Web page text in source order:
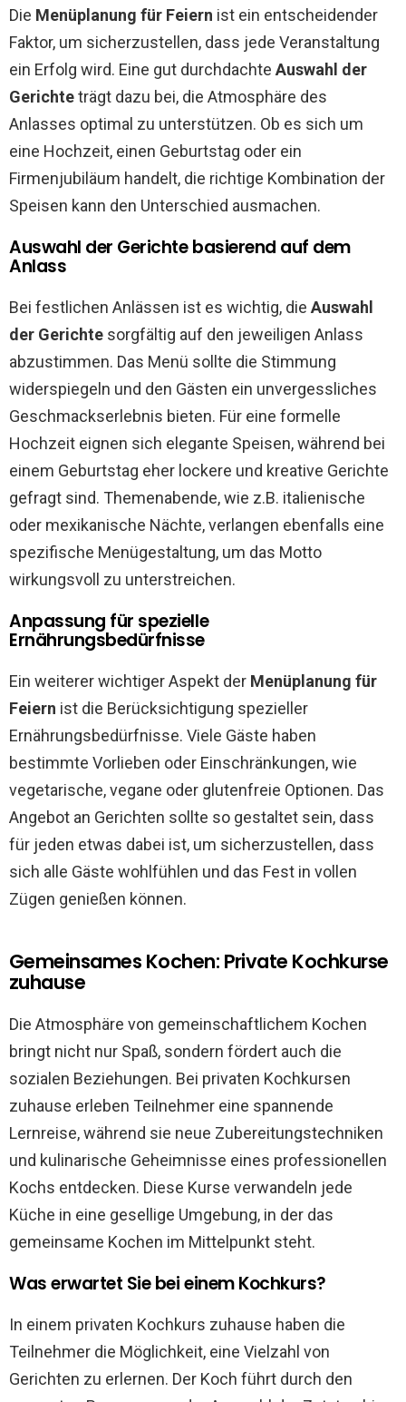
Die Menüplanung für Feiern ist ein entscheidender
Faktor, um sicherzustellen, dass jede Veranstaltung
ein Erfolg wird. Eine gut durchdachte Auswahl der
Gerichteträgt dazu bei, die Atmosphäre des
Anlasses optimal zu unterstützen. Ob es sich um
eine Hochzeit, einen Geburtstag oder ein
Firmenjubiläum handelt, die richtige Kombination der
Speisen kann den Unterschied ausmachen.
Auswahl der Gerichte basierend auf dem
Anlass
Bei festlichen Anlässen ist es wichtig, die Auswahl
der Gerichte sorgfältig auf den jeweiligen Anlass
abzustimmen. Das Menü sollte die Stimmung
widerspiegeln und den Gästen ein unvergessliches
Geschmackserlebnis bieten. Für eine formelle
Hochzeit eignen sich elegante Speisen, während bei
einem Geburtstag eher lockere und kreative Gerichte
gefragt sind. Themenabende, wie z.B. italienische
oder mexikanische Nächte, verlangen ebenfalls eine
spezifische Menügestaltung, um das Motto
wirkungsvoll zu unterstreichen.
Anpassung für spezielle
Ernährungsbedürfnisse
Ein weiterer wichtiger Aspekt der Menüplanung für
Feiern ist die Berücksichtigung spezieller
Ernährungsbedürfnisse. Viele Gäste haben
bestimmte Vorlieben oder Einschränkungen, wie
vegetarische, vegane oder glutenfreie Optionen. Das
Angebot an Gerichten sollte so gestaltet sein, dass
für jeden etwas dabei ist, um sicherzustellen, dass
sich alle Gäste wohlfühlen und das Fest in vollen
Zügen genießen können.
Gemeinsames Kochen: Private Kochkurse
zuhause
Die Atmosphäre von gemeinschaftlichem Kochen
bringt nicht nur Spaß, sondern fördert auch die
sozialen Beziehungen. Bei privaten Kochkursen
zuhause erleben Teilnehmer eine spannende
Lernreise, während sie neue Zubereitungstechniken
und kulinarische Geheimnisse eines professionellen
Kochs entdecken. Diese Kurse verwandeln jede
Küche in eine gesellige Umgebung, in der das
gemeinsame Kochen im Mittelpunkt steht.
Was erwartet Sie bei einem Kochkurs?
In einem privaten Kochkurs zuhause haben die
Teilnehmer die Möglichkeit, eine Vielzahl von
Gerichten zu erlernen. Der Koch führt durch den